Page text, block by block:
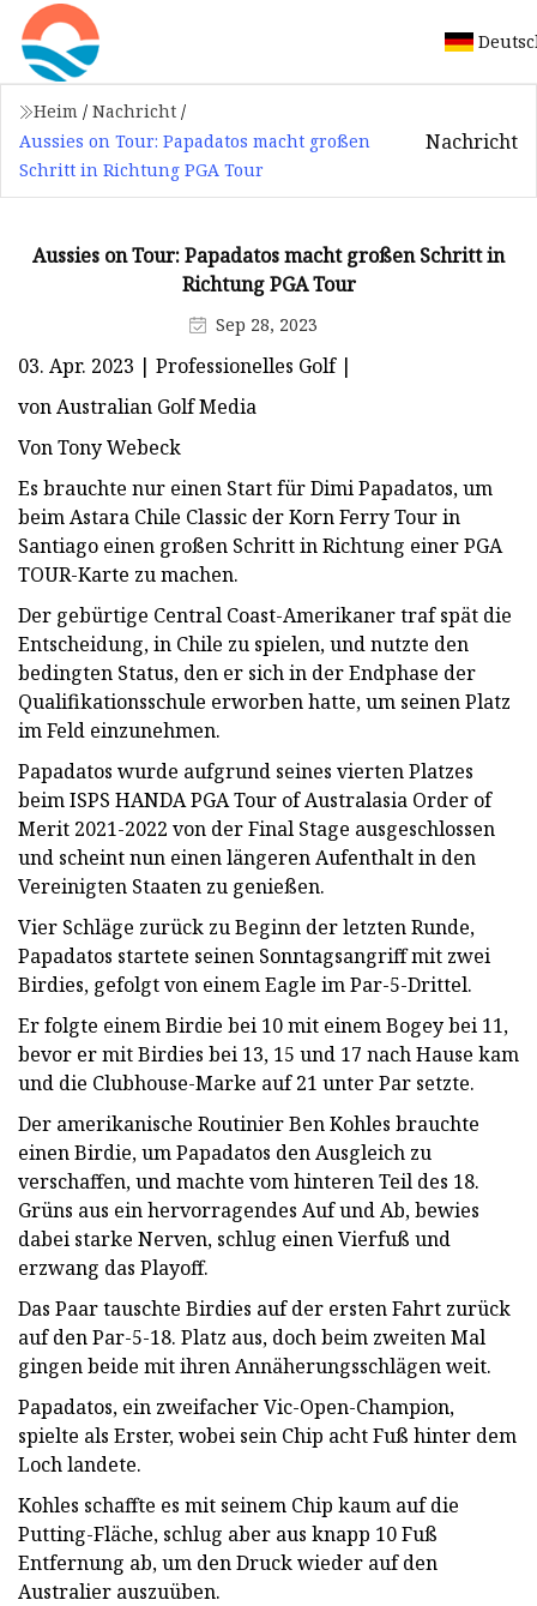
Heim / Nachricht /
Aussies on Tour: Papadatos macht großen
Schritt in Richtung PGA Tour
Nachricht
Aussies on Tour: Papadatos macht großen Schritt in
Richtung PGA Tour
Sep 28, 2023
03. Apr. 2023 | Professionelles Golf |
von Australian Golf Media
Von Tony Webeck
Es brauchte nur einen Start für Dimi Papadatos, um
beim Astara Chile Classic der Korn Ferry Tour in
Santiago einen großen Schritt in Richtung einer PGA
TOUR-Karte zu machen.
Der gebürtige Central Coast-Amerikaner traf spät die
Entscheidung, in Chile zu spielen, und nutzte den
bedingten Status, den er sich in der Endphase der
Qualifikationsschule erworben hatte, um seinen Platz
im Feld einzunehmen.
Papadatos wurde aufgrund seines vierten Platzes
beim ISPS HANDA PGA Tour of Australasia Order of
Merit 2021-2022 von der Final Stage ausgeschlossen
und scheint nun einen längeren Aufenthalt in den
Vereinigten Staaten zu genießen.
Vier Schläge zurück zu Beginn der letzten Runde,
Papadatos startete seinen Sonntagsangriff mit zwei
Birdies, gefolgt von einem Eagle im Par-5-Drittel.
Er folgte einem Birdie bei 10 mit einem Bogey bei 11,
bevor er mit Birdies bei 13, 15 und 17 nach Hause kam
und die Clubhouse-Marke auf 21 unter Par setzte.
Der amerikanische Routinier Ben Kohles brauchte
einen Birdie, um Papadatos den Ausgleich zu
verschaffen, und machte vom hinteren Teil des 18.
Grüns aus ein hervorragendes Auf und Ab, bewies
dabei starke Nerven, schlug einen Vierfuß und
erzwang das Playoff.
Das Paar tauschte Birdies auf der ersten Fahrt zurück
auf den Par-5-18. Platz aus, doch beim zweiten Mal
gingen beide mit ihren Annäherungsschlägen weit.
Papadatos, ein zweifacher Vic-Open-Champion,
spielte als Erster, wobei sein Chip acht Fuß hinter dem
Loch landete.
Kohles schaffte es mit seinem Chip kaum auf die
Putting-Fläche, schlug aber aus knapp 10 Fuß
Entfernung ab, um den Druck wieder auf den
Australier auszuüben.